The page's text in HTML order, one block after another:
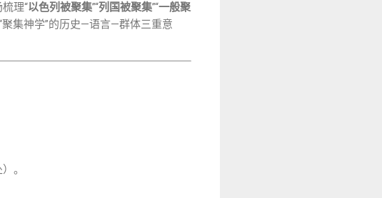
理“以色列被聚集”“列国被聚集”“一般聚
聚集神学”的历史—语言—群体三重意
。